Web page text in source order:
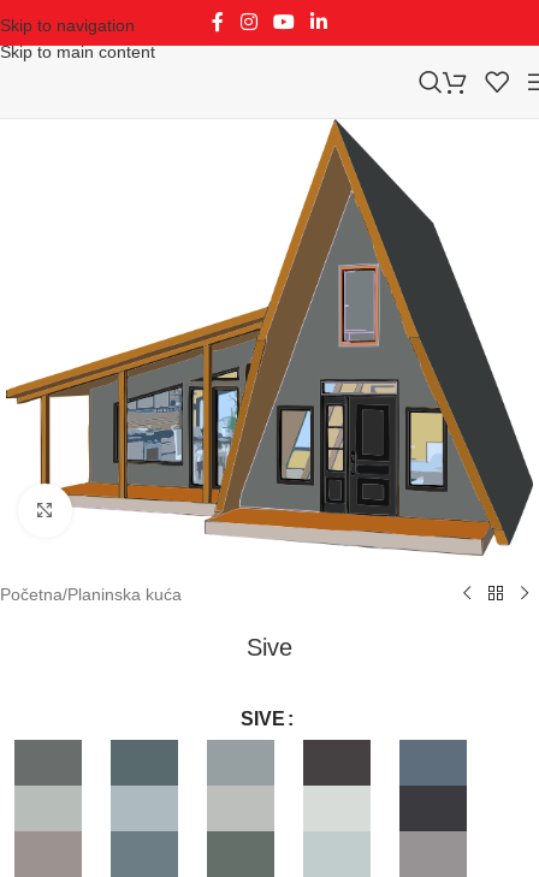
Skip to navigation
Skip to main content
Klikni za uvećavanje
Početna/Planinska kuća
Sive
SIVE